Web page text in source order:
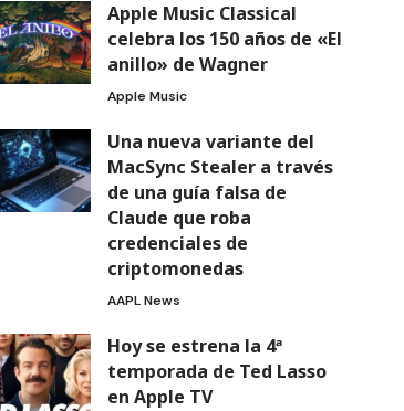
Apple Music Classical
celebra los 150 años de «El
anillo» de Wagner
Apple Music
Una nueva variante del
MacSync Stealer a través
de una guía falsa de
Claude que roba
credenciales de
criptomonedas
AAPL News
Hoy se estrena la 4ª
temporada de Ted Lasso
en Apple TV